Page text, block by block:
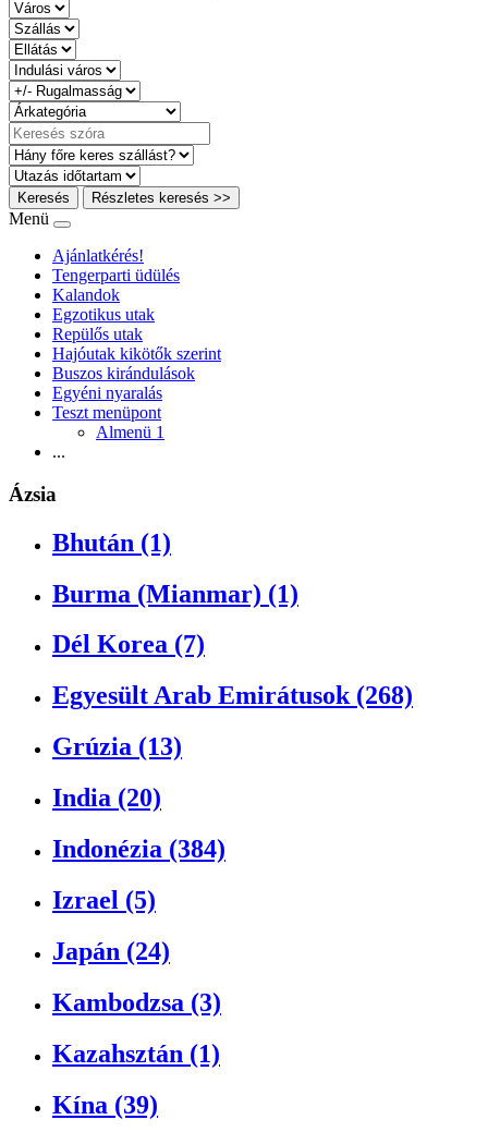
Keresés Részletes keresés >>
Menü
Ajánlatkérés!
Tengerparti üdülés
Kalandok
Egzotikus utak
Repülős utak
Hajóutak kikötők szerint
Buszos kirándulások
Egyéni nyaralás
Teszt menüpont
Almenü 1
...
Ázsia
Bhután (1)
Burma (Mianmar) (1)
Dél Korea (7)
Egyesült Arab Emirátusok (268)
Grúzia (13)
India (20)
Indonézia (384)
Izrael (5)
Japán (24)
Kambodzsa (3)
Kazahsztán (1)
Kína (39)